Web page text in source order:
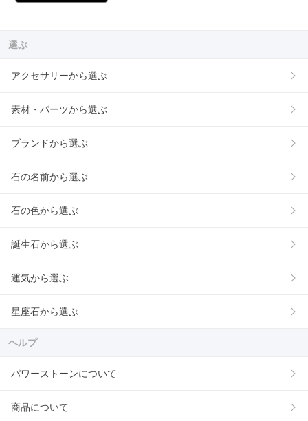
選ぶ
アクセサリーから選ぶ
素材・パーツから選ぶ
ブランドから選ぶ
石の名前から選ぶ
石の色から選ぶ
誕生石から選ぶ
運気から選ぶ
星座石から選ぶ
ヘルプ
パワーストーンについて
商品について